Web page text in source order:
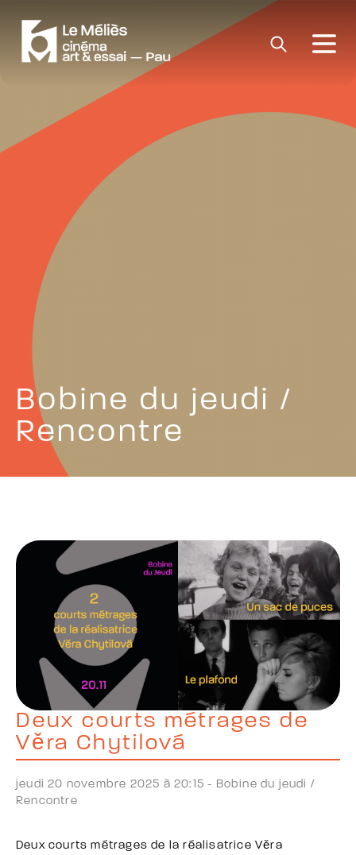
Bobine du jeudi /
Rencontre
Deux courts métrages de
Věra Chytilová
jeudi 20 novembre 2025 à 20:15 - Bobine du jeudi /
Rencontre
Deux courts métrages de la réalisatrice Věra